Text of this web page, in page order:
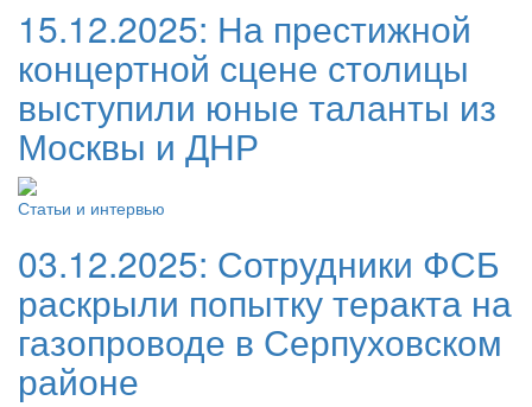
15.12.2025: На престижной
концертной сцене столицы
выступили юные таланты из
Москвы и ДНР
Статьи и интервью
03.12.2025: Сотрудники ФСБ
раскрыли попытку теракта на
газопроводе в Серпуховском
районе